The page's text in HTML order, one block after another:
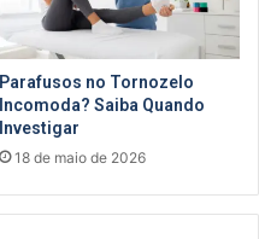
Parafusos no Tornozelo
Incomoda? Saiba Quando
Investigar
18 de maio de 2026